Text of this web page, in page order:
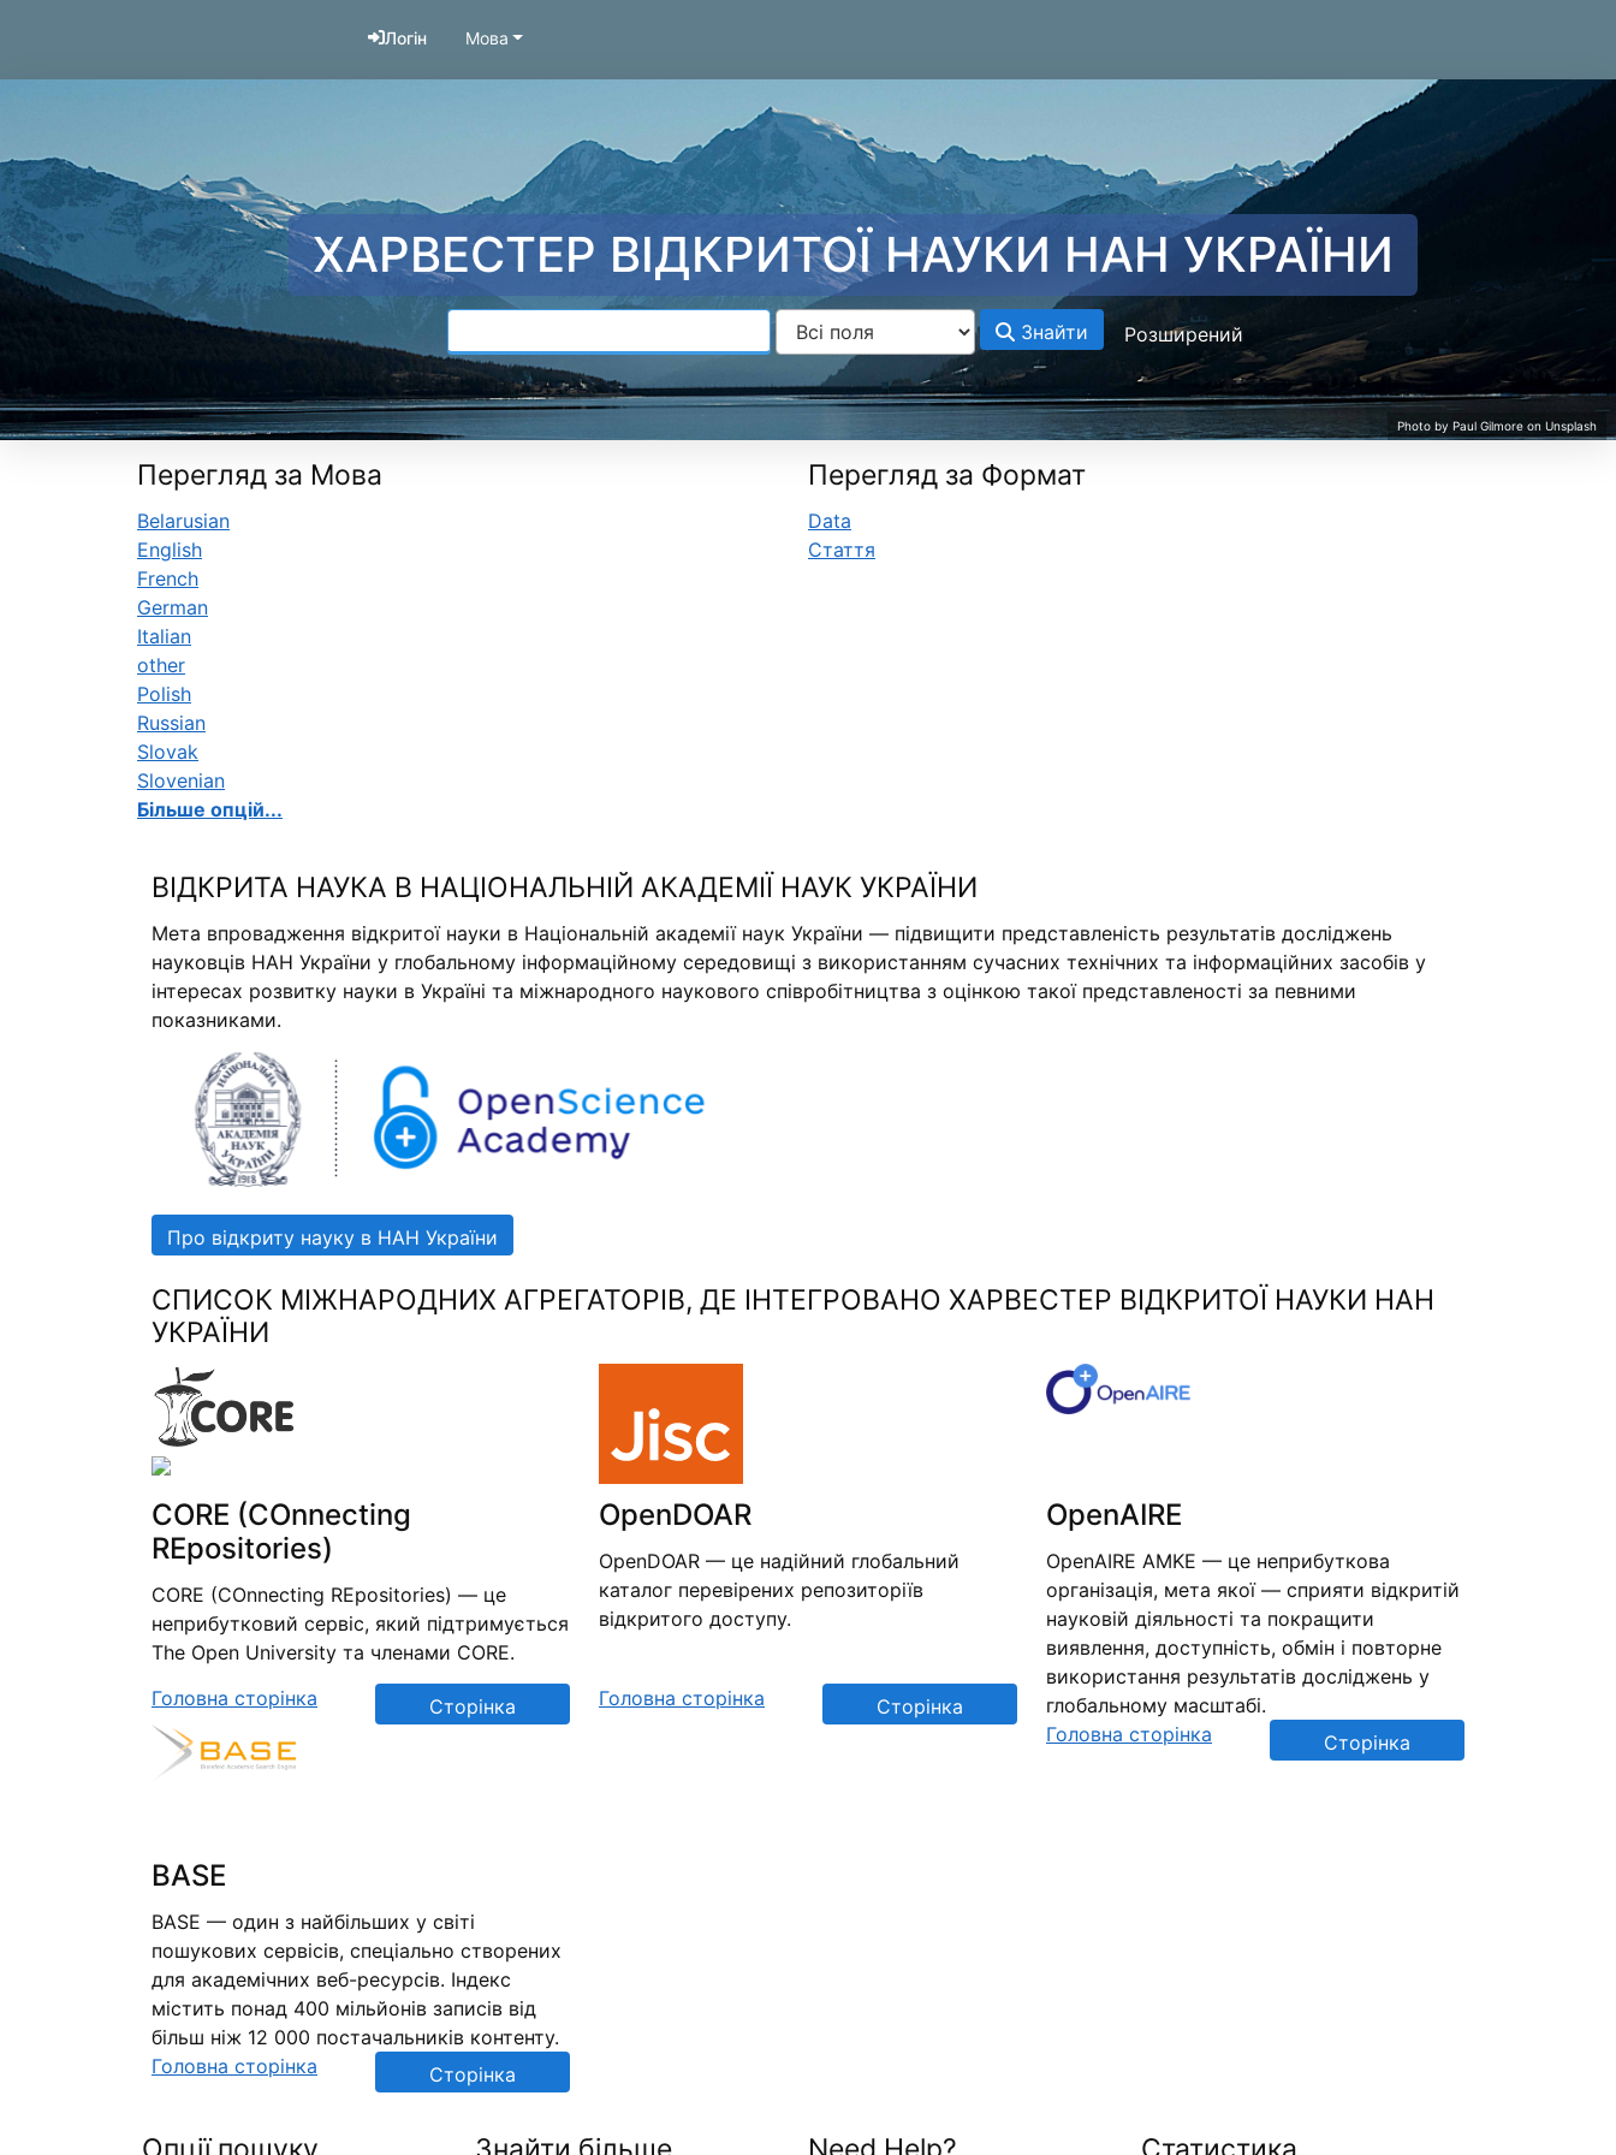
Логін
Мова
ХАРВЕСТЕР ВІДКРИТОЇ НАУКИ НАН УКРАЇНИ
Знайти Розширений
Перегляд за Мова
Belarusian
English
French
German
Italian
other
Polish
Russian
Slovak
Slovenian
Більше опцій...
Перегляд за Формат
Data
Стаття
ВІДКРИТА НАУКА В НАЦІОНАЛЬНІЙ АКАДЕМІЇ НАУК УКРАЇНИ
Мета впровадження відкритої науки в Національній академії наук України — підвищити представленість результатів досліджень
науковців НАН України у глобальному інформаційному середовищі з використанням сучасних технічних та інформаційних засобів у
інтересах розвитку науки в Україні та міжнародного наукового співробітництва з оцінкою такої представленості за певними
показниками.
Про відкриту науку в НАН України
СПИСОК МІЖНАРОДНИХ АГРЕГАТОРІВ, ДЕ ІНТЕГРОВАНО ХАРВЕСТЕР ВІДКРИТОЇ НАУКИ НАН
УКРАЇНИ
CORE (COnnecting
REpositories)
CORE (COnnecting REpositories) — це
неприбутковий сервіс, який підтримується
The Open University та членами CORE.
Головна сторінка
Сторінка
OpenDOAR
OpenDOAR — це надійний глобальний
каталог перевірених репозиторіїв
відкритого доступу.
Головна сторінка
Сторінка
OpenAIRE
OpenAIRE AMKE — це неприбуткова
організація, мета якої — сприяти відкритій
науковій діяльності та покращити
виявлення, доступність, обмін і повторне
використання результатів досліджень у
глобальному масштабі.
Головна сторінка
Сторінка
BASE
BASE — один з найбільших у світі
пошукових сервісів, спеціально створених
для академічних веб-ресурсів. Індекс
містить понад 400 мільйонів записів від
більш ніж 12 000 постачальників контенту.
Головна сторінка
Сторінка